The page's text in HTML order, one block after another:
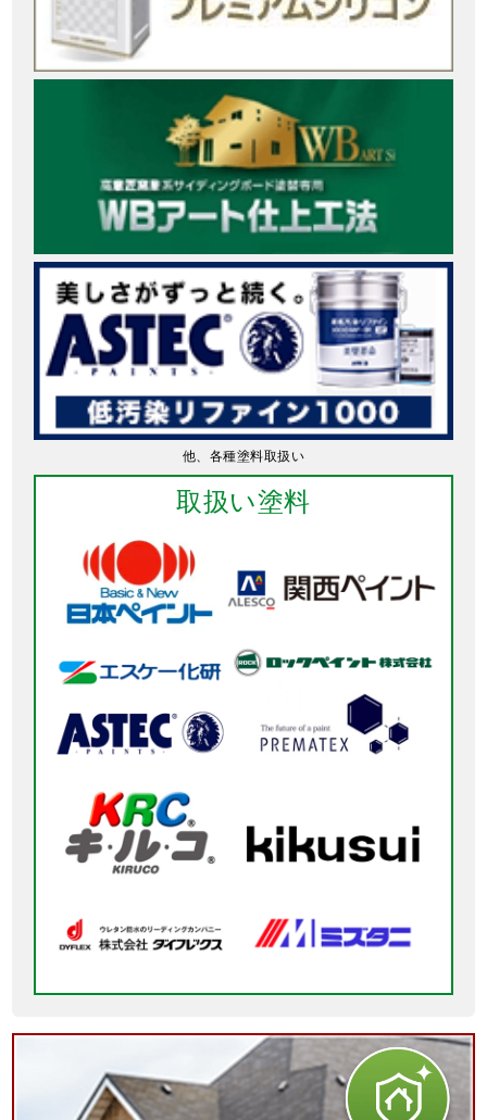
他、各種塗料取扱い
取扱い塗料